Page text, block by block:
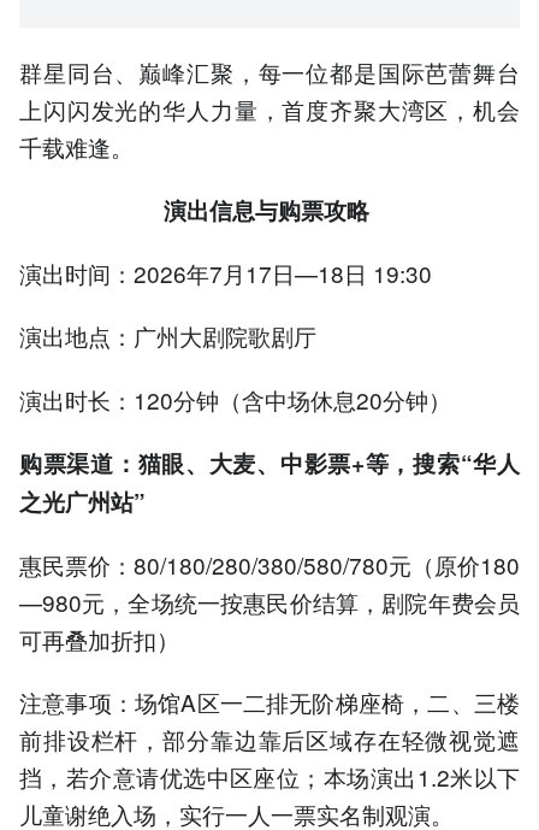
群星同台、巅峰汇聚，每一位都是国际芭蕾舞台
上闪闪发光的华人力量，首度齐聚大湾区，机会
千载难逢。
演出信息与购票攻略
演出时间：2026年7月17日—18日 19:30
演出地点：广州大剧院歌剧厅
演出时长：120分钟（含中场休息20分钟）
购票渠道： 猫眼、大麦、中影票+等，搜索“华人
之光广州站”
惠民票价：80/180/280/380/580/780元（原价180
—980元，全场统一按惠民价结算，剧院年费会员
可再叠加折扣）
注意事项：场馆A区一二排无阶梯座椅，二、三楼
前排设栏杆，部分靠边靠后区域存在轻微视觉遮
挡，若介意请优选中区座位；本场演出1.2米以下
儿童谢绝入场，实行一人一票实名制观演。